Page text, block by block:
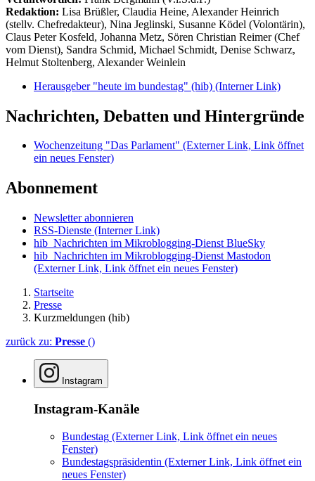
Redaktion: Lisa Brüßler, Claudia Heine, Alexander Heinrich
(stellv. Chefredakteur), Nina Jeglinski, Susanne Ködel (Volontärin),
Claus Peter Kosfeld, Johanna Metz, Sören Christian Reimer (Chef
vom Dienst), Sandra Schmid, Michael Schmidt, Denise Schwarz,
Helmut Stoltenberg, Alexander Weinlein
Herausgeber "heute im bundestag" (hib) (Interner Link)
Nachrichten, Debatten und Hintergründe
Wochenzeitung "Das Parlament" (Externer Link, Link öffnet
ein neues Fenster)
Abonnement
Newsletter abonnieren
RSS-Dienste (Interner Link)
hib_Nachrichten im Mikroblogging-Dienst BlueSky
hib_Nachrichten im Mikroblogging-Dienst Mastodon
(Externer Link, Link öffnet ein neues Fenster)
Startseite
Presse
Kurzmeldungen (hib)
zurück zu: Presse ()
Instagram
Instagram-Kanäle
Bundestag (Externer Link, Link öffnet ein neues
Fenster)
Bundestagspräsidentin (Externer Link, Link öffnet ein
neues Fenster)